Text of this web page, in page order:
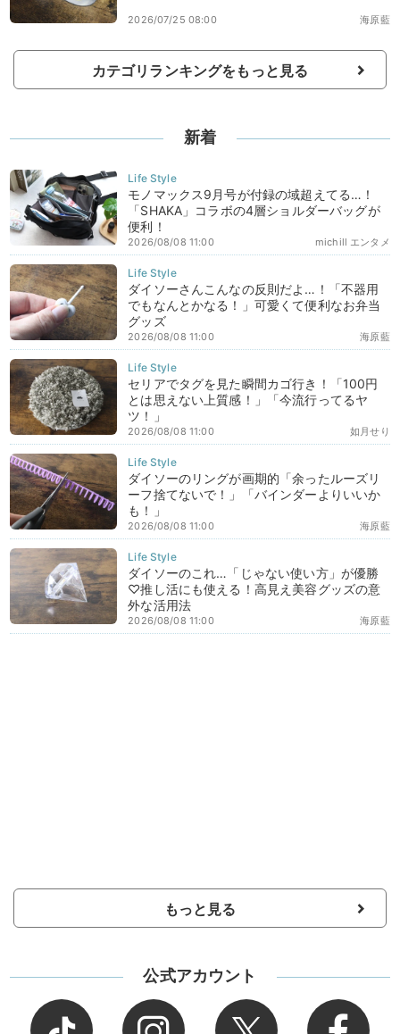
海原藍
2026/07/25 08:00
カテゴリランキングをもっと見る
新着
モノマックス9月号が付録の域超えてる…！
「SHAKA」コラボの4層ショルダーバッグが
便利！
michill エンタメ
2026/08/08 11:00
ダイソーさんこんなの反則だよ…！「不器用
でもなんとかなる！」可愛くて便利なお弁当
グッズ
海原藍
2026/08/08 11:00
セリアでタグを見た瞬間カゴ行き！「100円
とは思えない上質感！」「今流行ってるヤ
ツ！」
如月せり
2026/08/08 11:00
ダイソーのリングが画期的「余ったルーズリ
ーフ捨てないで！」「バインダーよりいいか
も！」
海原藍
2026/08/08 11:00
ダイソーのこれ…「じゃない使い方」が優勝
♡推し活にも使える！高見え美容グッズの意
外な活用法
海原藍
2026/08/08 11:00
もっと見る
公式アカウント